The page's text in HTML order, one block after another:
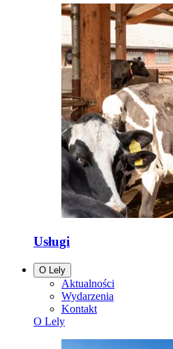
Usługi
O Lely
Aktualności
Wydarzenia
Kontakt
O Lely